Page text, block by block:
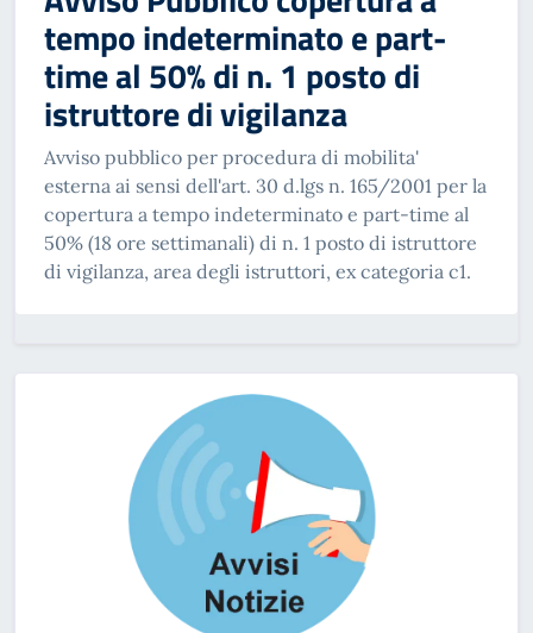
tempo indeterminato e part-
time al 50% di n. 1 posto di
istruttore di vigilanza
Avviso pubblico per procedura di mobilita'
esterna ai sensi dell'art. 30 d.lgs n. 165/2001 per la
copertura a tempo indeterminato e part-time al
50% (18 ore settimanali) di n. 1 posto di istruttore
di vigilanza, area degli istruttori, ex categoria c1.